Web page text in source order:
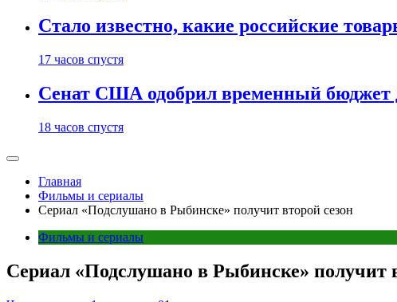
Стало известно, какие российские
17 часов спустя
Сенат США одобрил временный бюджет
18 часов спустя
Главная
Фильмы и сериалы
Сериал «Подслушано в Рыбинске» получит второй сезон
Фильмы и сериалы
Сериал «Подслушано в Рыбинске» получит